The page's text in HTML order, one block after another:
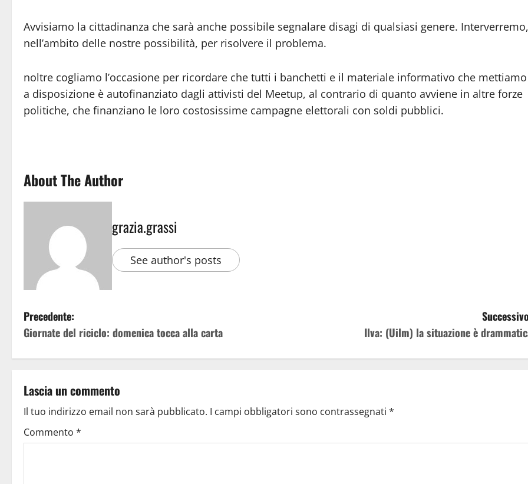
Avvisiamo la cittadinanza che sarà anche possibile segnalare disagi di qualsiasi genere. Interverremo,
nell’ambito delle nostre possibilità, per risolvere il problema.
noltre cogliamo l’occasione per ricordare che tutti i banchetti e il materiale informativo che mettiamo
a disposizione è autofinanziato dagli attivisti del Meetup, al contrario di quanto avviene in altre forze
politiche, che finanziano le loro costosissime campagne elettorali con soldi pubblici.
About The Author
grazia.grassi
See author's posts
Precedente:
Giornate del riciclo: domenica tocca alla carta
Ilva: (Uilm) la situazione è
Lascia un commento
Il tuo indirizzo email non sarà pubblicato. I campi obbligatori sono contrassegnati *
Commento *